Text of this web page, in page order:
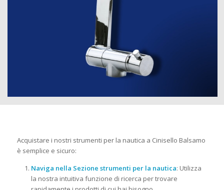
Acquistare i nostri strumenti per la nautica a Cinisello Balsamo
è semplice e sicuro:
Naviga nella Sezione strumenti per la nautica: Utilizza
la nostra intuitiva funzione di ricerca per trovare